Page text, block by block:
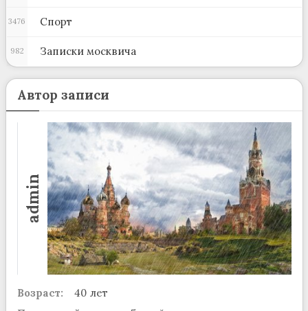
Спорт
3476
Записки москвича
982
Автор записи
admin
Возраст:
40 лет